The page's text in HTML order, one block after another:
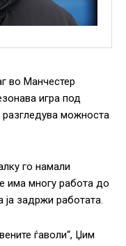
во Манчестер
игра под
разгледува можноста
го намали
има многу работа до
ја задржи работата.
ѓаволи“, Џим